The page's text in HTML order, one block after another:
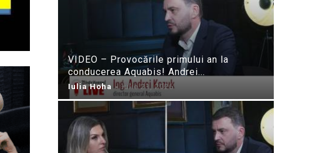
VIDEO – Provocările primului an la
conducerea Aquabis! Andrei...
Iulia Hoha - iulie 21, 2026